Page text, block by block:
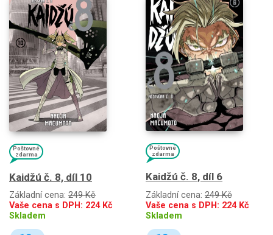
Poštovné
zdarma
Kaidžú č. 8, díl 10
Základní cena: 249 Kč
Vaše cena s DPH: 224Kč
Skladem
Poštovné
zdarma
Kaidžú č. 8, díl 6
Základní cena: 249 Kč
Vaše cena s DPH: 224Kč
Skladem